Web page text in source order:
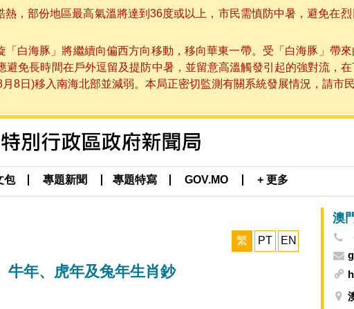
，部份地區最高氣溫將達到36度或以上，市民需慎防中暑，避免在
白海豚」將繼續向偏西方向移動，移向華東一帶。受「白海豚」帶
免長時間在戶外逗留及提防中暑，並留意高溫觸發引起的強對流，
8日)移入南海北部並減弱。本局正密切監測有關系統發展情況，請市
包 專題新聞 專題特寫 GOV.MO + 更多
繁 PT EN
牛年、虎年及兔年生肖鈔
澳